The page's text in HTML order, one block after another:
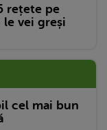
rețete pe
le vei greși
cel mai bun